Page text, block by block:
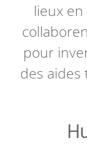
lieux en
pour
des aides